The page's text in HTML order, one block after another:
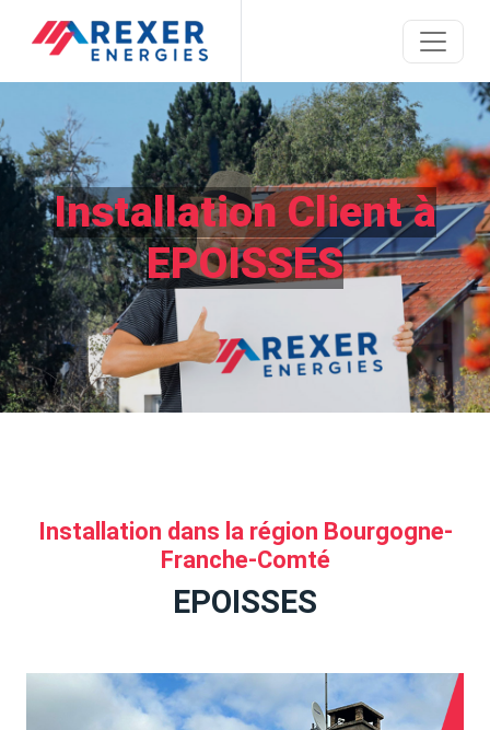
Installation Client à
EPOISSES
Installation dans la région Bourgogne-
Franche-Comté
EPOISSES